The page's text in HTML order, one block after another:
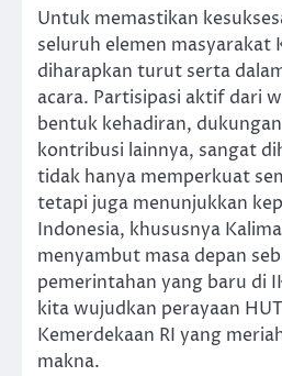
Untuk memastikan
seluruh elemen masyarakat
diharapkan turut serta
acara. Partisipasi aktif dari
bentuk kehadiran,
kontribusi lainnya, sangat
tidak hanya memperkuat
tetapi juga menunjukkan
Indonesia, khususnya
menyambut masa depan
pemerintahan yang baru di
kita wujudkan perayaan
Kemerdekaan RI yang
makna.